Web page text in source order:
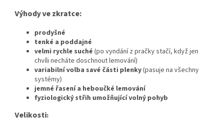
Výhody ve zkratce:
prodyšné
tenké a poddajné
velmi rychle suché (po vyndání z pračky stačí, když jen
chvíli necháte doschnout lemování)
variabilní volba savé části plenky(pasuje na všechny
systémy)
jemné řasení a heboučké lemování
fyziologický střih umožňující volný pohyb
Velikosti: